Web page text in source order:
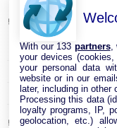
Cable Réseau
Adaptateur
Câble RJ45
Clé USB Wi-Fi
Carte réseau
With our 133 partners,
your devices
your personal data
website or in our
later, including in other
Processing this data
loyalty programs, IP,
geolocation, etc.)